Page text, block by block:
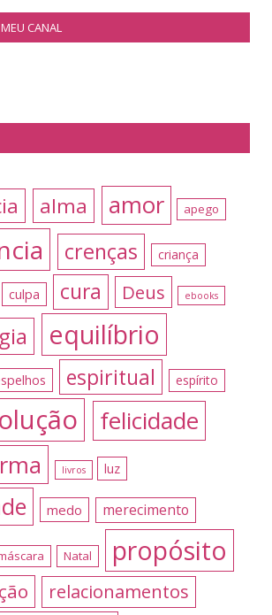
CANAL
alma amor apego
crenças criança
culpa cura Deus ebooks
equilíbrio
espiritual espírito
felicidade
livros luz
medo merecimento
Natal propósito
relacionamentos